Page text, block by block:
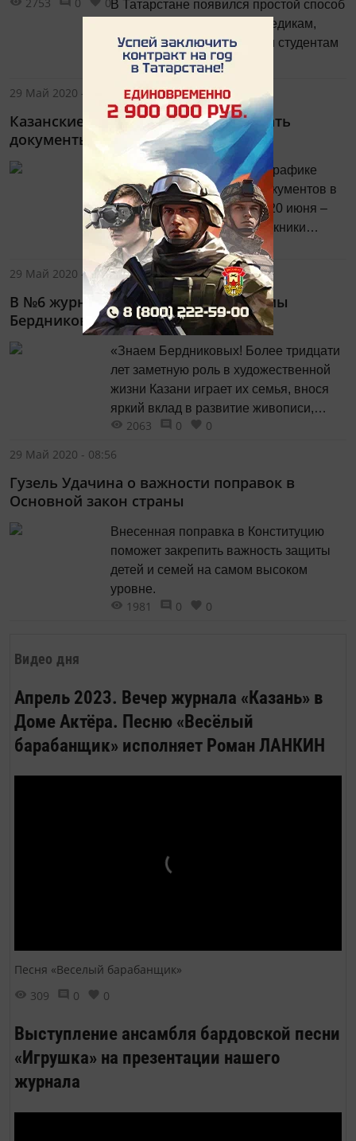
Видео дня
Апрель 2023. Вечер журнала «Казань» в
Доме Актёра. Песню «Весёлый
барабанщик» исполняет Роман ЛАНКИН
Песня «Веселый барабанщик»
309
0 0
Выступление ансамбля бардовской песни
«Игрушка» на презентации нашего
журнала
В Татарстане появился простой способ
помочь пожилым людям, медикам,
самозанятым, иногородним студентам
и всем нуждающимся!
29 Май 2020 - 09:50
Казанские абитуриенты смогут подать
документы в вузы до сдачи ЕГЭ
Несмотря на изменения в графике
проведения ЕГЭ, прием документов в
вузы в этом году начнется 20 июня –
сразу после того, как выпускники
получат аттестаты об образовании и до
начала сдачи единого
государственного экзамена.
2067 0
0
29 Май 2020 - 09:20
В №6 журнала «Казань» - «Пилигримы
Бердниковы»
«Знаем Бердниковых! Более тридцати
лет заметную роль в художественной
жизни Казани играет их семья, внося
яркий вклад в развитие живописи,
графики и скульптуры, детского
2063 0
0
29 Май 2020 - 08:56
Гузель Удачина о важности поправок в
Основной закон страны
Внесенная поправка в Конституцию
поможет закрепить важность защиты
детей и семей на самом высоком
уровне.
1981 0 0